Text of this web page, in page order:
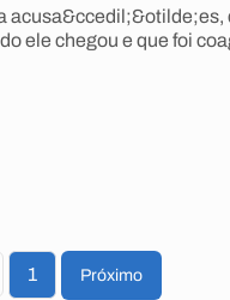
acusa&ccedil;&otilde;es,
ele chegou e que foi
1 Próximo